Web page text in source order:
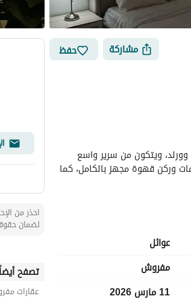
مشاركة حفظ
عوائل
مفروش
11 مارس 2026
احذر من
لضمان
تصفح
عقارات